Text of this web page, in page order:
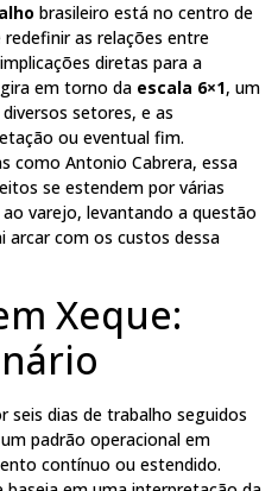
brasileiro está no centro de
as relações entre
diretas para a
em torno da escala 6×1, um
setores, e as
ou eventual fim.
como Antonio Cabrera, essa
se estendem por várias
varejo, levantando a questão
arcar com os custos dessa
Xeque:
seis dias de trabalho seguidos
padrão operacional em
contínuo ou estendido.